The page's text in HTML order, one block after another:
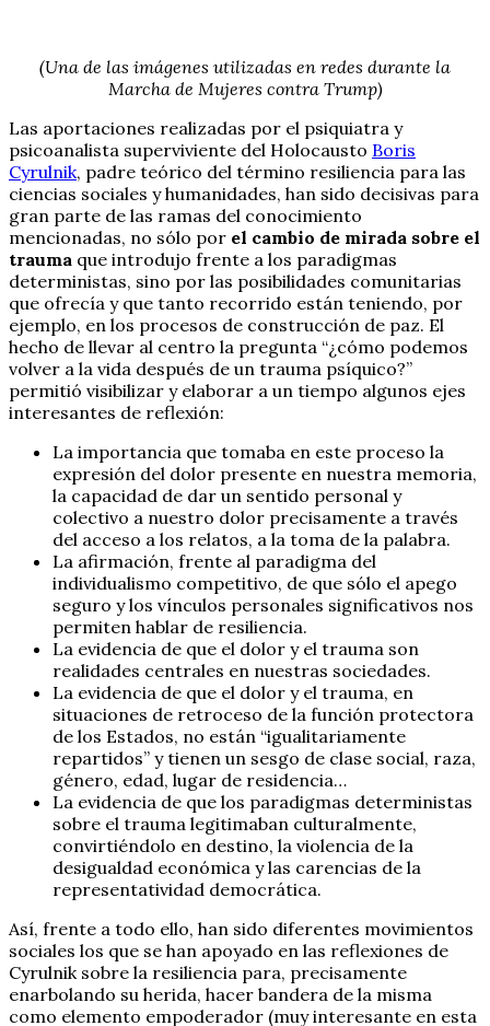
(Una de las imágenes utilizadas en redes durante la
Marcha de Mujeres contra Trump)
Las aportaciones realizadas por el psiquiatra y
psicoanalista superviviente del Holocausto Boris
Cyrulnik, padre teórico del término resiliencia para las
ciencias sociales y humanidades, han sido decisivas para
gran parte de las ramas del conocimiento
mencionadas, no sólo por el cambio de mirada sobre el
trauma que introdujo frente a los paradigmas
deterministas, sino por las posibilidades comunitarias
que ofrecía y que tanto recorrido están teniendo, por
ejemplo, en los procesos de construcción de paz. El
hecho de llevar al centro la pregunta “¿cómo podemos
volver a la vida después de un trauma psíquico?”
permitió visibilizar y elaborar a un tiempo algunos ejes
interesantes de reflexión:
La importancia que tomaba en este proceso la
expresión del dolor presente en nuestra memoria,
la capacidad de dar un sentido personal y
colectivo a nuestro dolor precisamente a través
del acceso a los relatos, a la toma de la palabra.
La afirmación, frente al paradigma del
individualismo competitivo, de que sólo el apego
seguro y los vínculos personales significativos nos
permiten hablar de resiliencia.
La evidencia de que el dolor y el trauma son
realidades centrales en nuestras sociedades.
La evidencia de que el dolor y el trauma, en
situaciones de retroceso de la función protectora
de los Estados, no están “igualitariamente
repartidos” y tienen un sesgo de clase social, raza,
género, edad, lugar de residencia…
La evidencia de que los paradigmas deterministas
sobre el trauma legitimaban culturalmente,
convirtiéndolo en destino, la violencia de la
desigualdad económica y las carencias de la
representatividad democrática.
Así, frente a todo ello, han sido diferentes movimientos
sociales los que se han apoyado en las reflexiones de
Cyrulnik sobre la resiliencia para, precisamente
enarbolando su herida, hacer bandera de la misma
como elemento empoderador (muy interesante en esta